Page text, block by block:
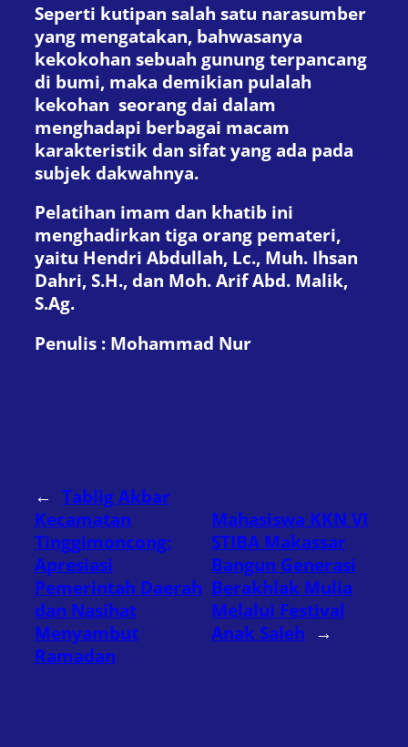
Seperti kutipan salah satu narasumber
yang mengatakan, bahwasanya
kekokohan sebuah gunung terpancang
di bumi, maka demikian pulalah
kekohan seorang dai dalam
menghadapi berbagai macam
karakteristik dan sifat yang ada pada
subjek dakwahnya.
Pelatihan imam dan khatib ini
menghadirkan tiga orang pemateri,
yaitu Hendri Abdullah, Lc., Muh. Ihsan
Dahri, S.H., dan Moh. Arif Abd. Malik,
S.Ag.
Penulis : Mohammad Nur
← Tablig Akbar
Kecamatan
Tinggimoncong:
Apresiasi
Pemerintah Daerah
dan Nasihat
Menyambut
Ramadan
Mahasiswa KKN VI
STIBA Makassar
Bangun Generasi
Berakhlak Mulia
Melalui Festival
Anak Saleh →